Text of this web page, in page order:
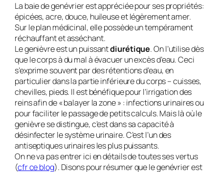
La baie de genévrier est appréciée pour ses propriétés:
épicées, acre, douce, huileuse et légèrement amer.
Sur le plan médicinal, elle possède un tempérament
réchauffant et asséchant.
Le genièvre est un puissantdiurétique. On l’utilise dès
que le corps à du mal à évacuer un excès d’eau. Ceci
s’exprime souvent par des rétentions d’eau, en
particulier dans la partie inférieure du corps – cuisses,
chevilles, pieds. Il est bénéfique pour l’irrigation des
reins afin de « balayer la zone » : infections urinaires ou
pour faciliter le passage de petits calculs. Mais là où le
genièvre se distingue, c’est dans sa capacité à
désinfecter le système urinaire. C’est l’un des
antiseptiques urinaires les plus puissants.
On ne va pas entrer ici en détails de toutes ses vertus
(cfr ce blog). Disons pour résumer que le genévrier est